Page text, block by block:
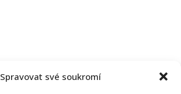
Spravovat své soukromí